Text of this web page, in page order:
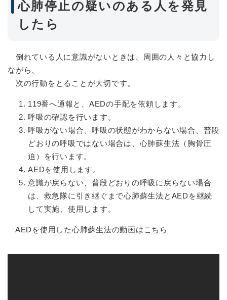
心肺停止の疑いのある人を発見
したら
倒れている人に意識がないときは、周囲の人々と協力し
ながら、
次の行動をとることが大切です。
119番へ通報と、AEDの手配を依頼します。
呼吸の確認を行います。
呼吸がない場合、呼吸の状態がわからない場合、普段
どおりの呼吸ではない場合は、心肺蘇生法（胸骨圧
迫）を行います。
AEDを使用します。
意識が戻らない、普段どおりの呼吸に戻らない場合
は、救急隊に引き継ぐまで心肺蘇生法とAEDを継続
して実施、使用します。
AEDを使用した心肺蘇生法の動画はこちら